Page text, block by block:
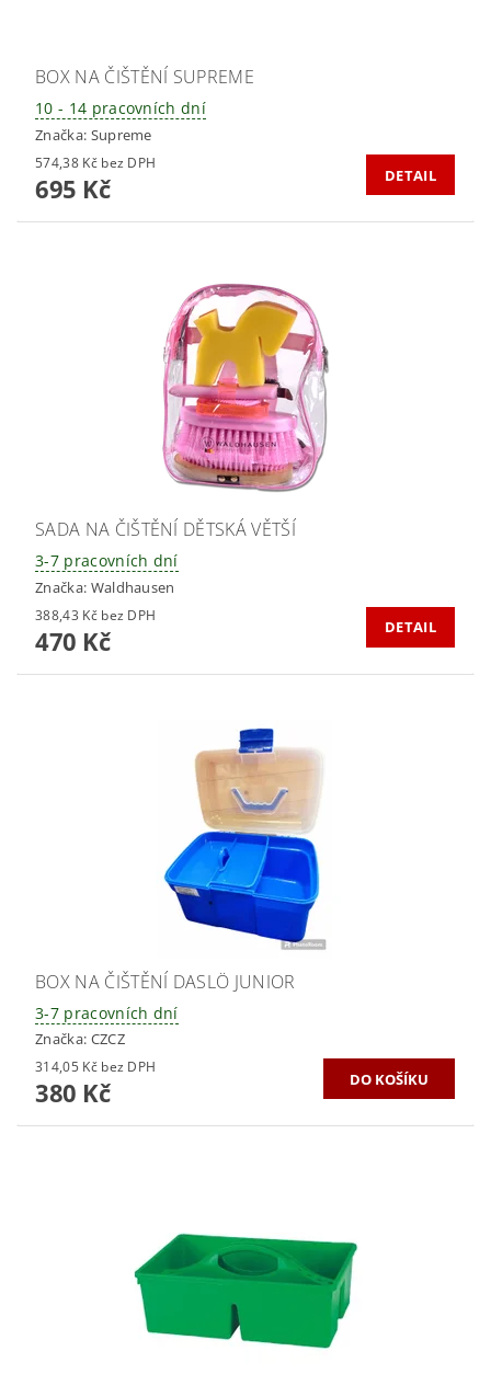
BOX NA ČIŠTĚNÍ SUPREME
10 - 14 pracovních dní
Značka: Supreme
574,38 Kč bez DPH
695 Kč DETAIL
SADA NA ČIŠTĚNÍ DĚTSKÁ VĚTŠÍ
3-7 pracovních dní
Značka: Waldhausen
388,43 Kč bez DPH
470 Kč DETAIL
BOX NA ČIŠTĚNÍ DASLÖ JUNIOR
3-7 pracovních dní
Značka: CZCZ
314,05 Kč bez DPH
380 Kč